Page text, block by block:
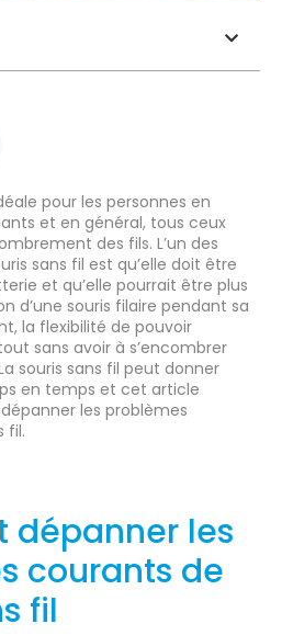
pour les personnes en
et en général, tous ceux
des fils. L’un des
sans fil est qu’elle doit être
et qu’elle pourrait être plus
d’une souris filaire pendant sa
la flexibilité de pouvoir
sans avoir à s’encombrer
souris sans fil peut donner
en temps et cet article
les problèmes
fil.
dépanner les
courants de
fil